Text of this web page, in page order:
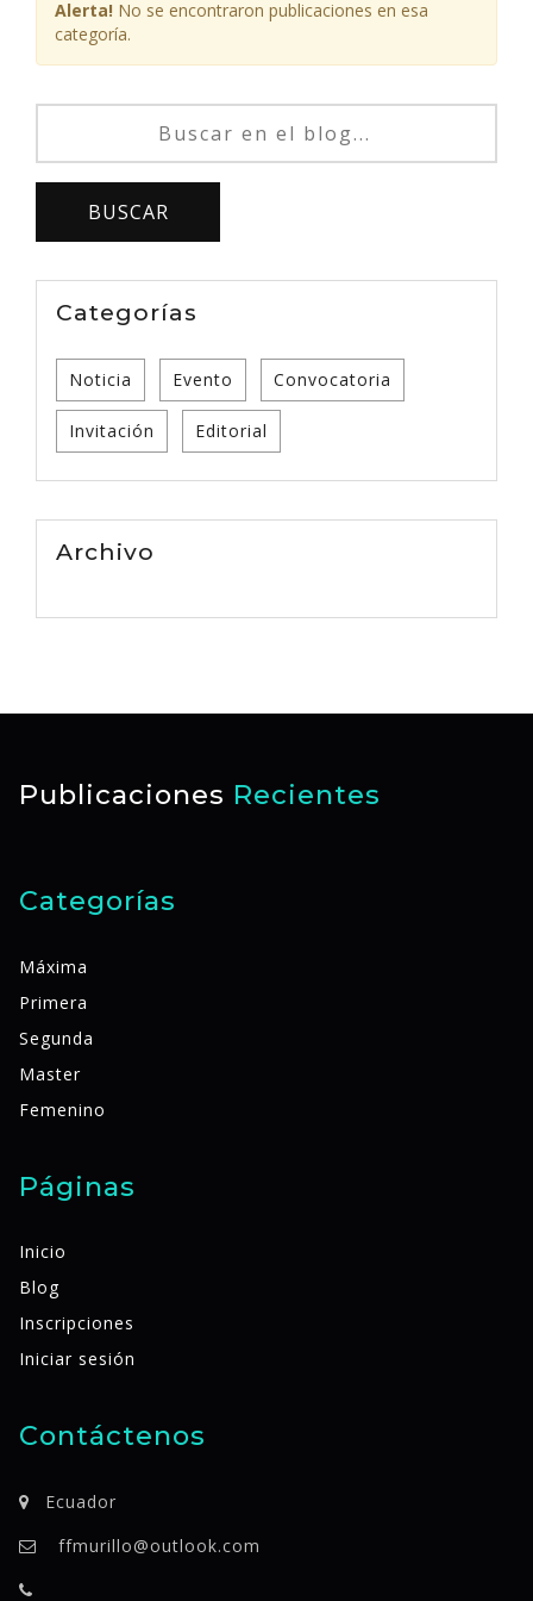
Alerta! No se encontraron publicaciones en esa
categoría.
Categorías
Noticia Evento Convocatoria
Invitación Editorial
Archivo
Publicaciones Recientes
Categorías
Máxima
Primera
Segunda
Master
Femenino
Páginas
Inicio
Blog
Inscripciones
Iniciar sesión
Contáctenos
Ecuador
ffmurillo@outlook.com